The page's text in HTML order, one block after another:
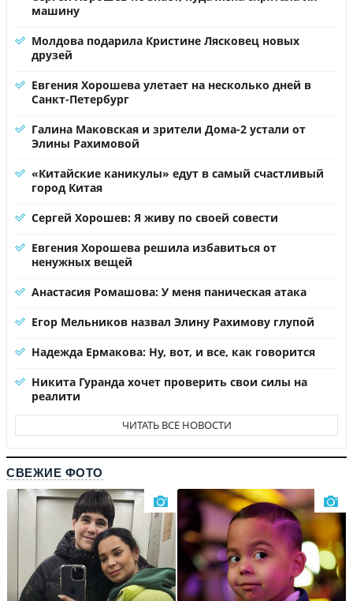
машину
Молдова подарила Кристине Лясковец новых
друзей
Евгения Хорошева улетает на несколько дней в
Санкт-Петербург
Галина Маковская и зрители Дома-2 устали от
Элины Рахимовой
«Китайские каникулы» едут в самый счастливый
город Китая
Сергей Хорошев: Я живу по своей совести
Евгения Хорошева решила избавиться от
ненужных вещей
Анастасия Ромашова: У меня паническая атака
Егор Мельников назвал Элину Рахимову глупой
Надежда Ермакова: Ну, вот, и все, как говорится
Никита Гуранда хочет проверить свои силы на
реалити
ЧИТАТЬ ВСЕ НОВОСТИ
СВЕЖИЕ ФОТО